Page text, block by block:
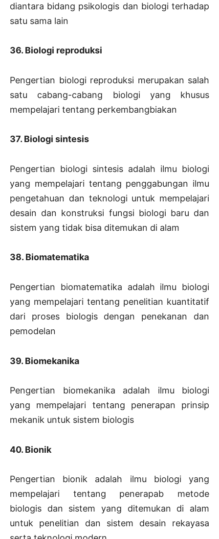
diantara bidang psikologis dan biologi terhadap
satu sama lain
36. Biologi reproduksi
Pengertian biologi reproduksi merupakan salah
satu cabang-cabang biologi yang khusus
mempelajari tentang perkembangbiakan
37. Biologi sintesis
Pengertian biologi sintesis adalah ilmu biologi
yang mempelajari tentang penggabungan ilmu
pengetahuan dan teknologi untuk mempelajari
desain dan konstruksi fungsi biologi baru dan
sistem yang tidak bisa ditemukan di alam
38. Biomatematika
Pengertian biomatematika adalah ilmu biologi
yang mempelajari tentang penelitian kuantitatif
dari proses biologis dengan penekanan dan
pemodelan
39. Biomekanika
Pengertian biomekanika adalah ilmu biologi
yang mempelajari tentang penerapan prinsip
mekanik untuk sistem biologis
40. Bionik
Pengertian bionik adalah ilmu biologi yang
mempelajari tentang penerapab metode
biologis dan sistem yang ditemukan di alam
untuk penelitian dan sistem desain rekayasa